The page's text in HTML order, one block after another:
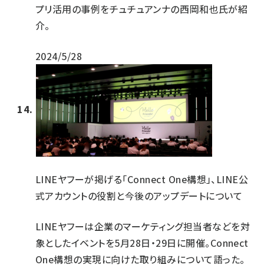
プリ活用の事例をチュチュアンナの西岡和也氏が紹
介。
2024/5/28
LINEヤフーが掲げる「Connect One構想」、LINE公
式アカウントの役割と今後のアップデートについて
LINEヤフーは企業のマーケティング担当者などを対
象としたイベントを5月28日・29日に開催。Connect
One構想の実現に向けた取り組みについて語った。